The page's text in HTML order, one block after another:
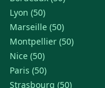
Lyon (50)
Marseille (50)
Montpellier (50)
Nice (50)
Paris (50)
Strasbourg (50)